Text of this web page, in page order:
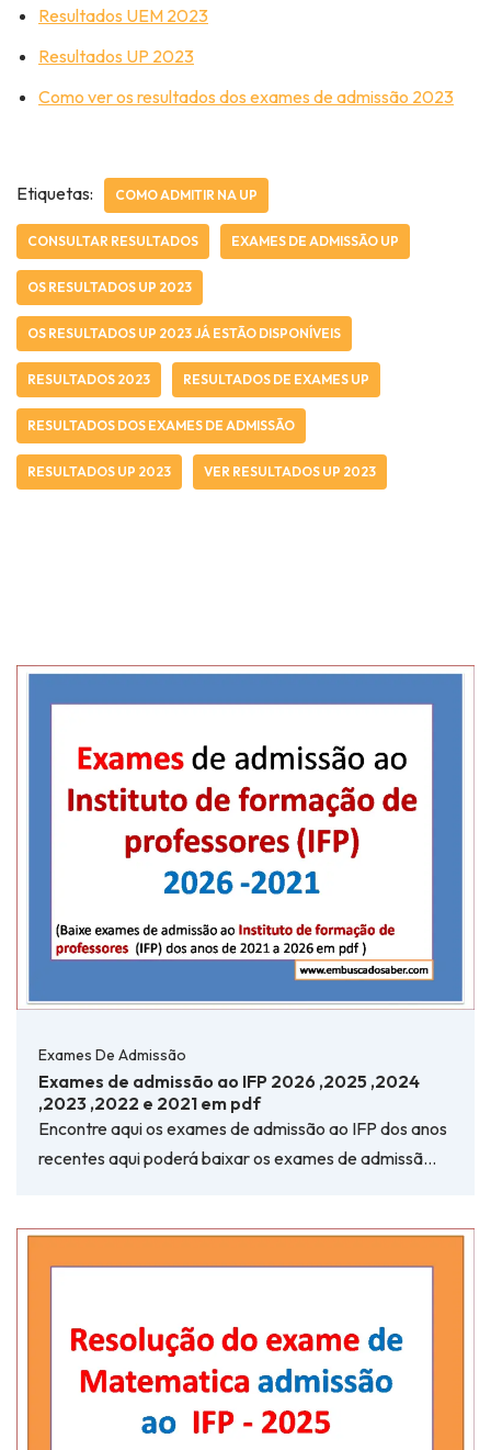
Resultados UEM 2023
Resultados UP 2023
Como ver os resultados dos exames de admissão 2023
Etiquetas: COMO ADMITIR NA UP
CONSULTAR RESULTADOS EXAMES DE ADMISSÃO UP
OS RESULTADOS UP 2023
OS RESULTADOS UP 2023 JÁ ESTÃO DISPONÍVEIS
RESULTADOS 2023 RESULTADOS DE EXAMES UP
RESULTADOS DOS EXAMES DE ADMISSÃO
RESULTADOS UP 2023 VER RESULTADOS UP 2023
Exames De Admissão
Exames de admissão ao IFP 2026 ,2025 ,2024
,2023 ,2022 e 2021 em pdf
Encontre aqui os exames de admissão ao IFP dos anos
recentes aqui poderá baixar os exames de admissã…